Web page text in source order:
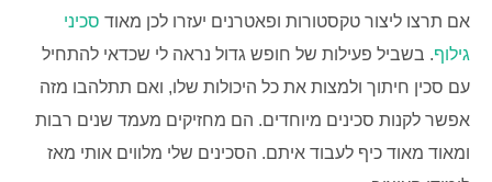
אם תרצו ליצור טקסטורות ופאטרנים יעזרו לכן מאוד סכיני
גילוף. בשביל פעילות של חופש גדול נראה לי שכדאי להתחיל
עם סכין חיתוך ולמצות את כל היכולות שלו, ואם תתלהבו מזה
אפשר לקנות סכינים מיוחדים. הם מחזיקים מעמד שנים רבות
ומאוד מאוד כיף לעבוד איתם. הסכינים שלי מלווים אותי מאז